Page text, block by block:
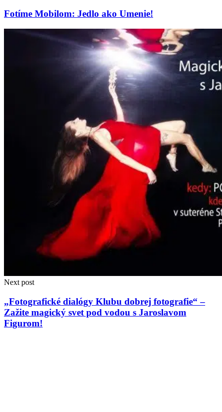
Fotíme Mobilom: Jedlo ako Umenie!
Next post
„Fotografické dialógy Klubu dobrej fotografie“ –
Zažite magický svet pod vodou s Jaroslavom
Figurom!